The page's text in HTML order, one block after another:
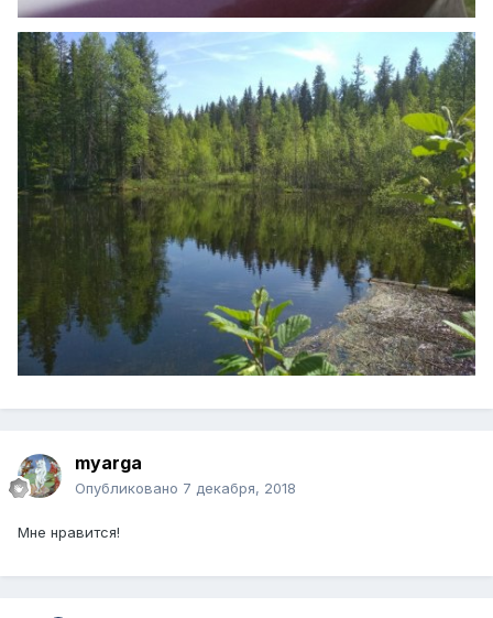
myarga
Опубликовано 7 декабря, 2018
Мне нравится!